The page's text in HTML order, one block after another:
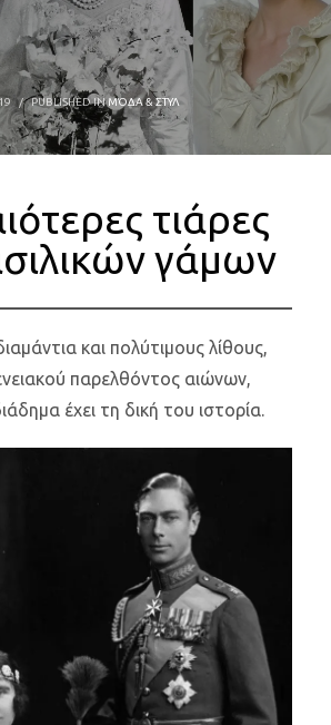
/ PUBLISHED INΜΌΔΑ & ΣΤΥΛ
τιάρες
γάμων
και πολύτιμους λίθους,
παρελθόντος αιώνων,
έχει τη δική του ιστορία.